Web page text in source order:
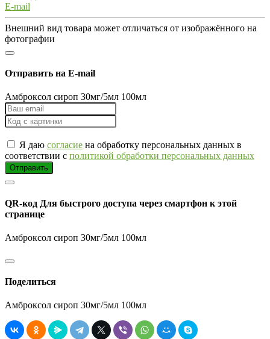
E-mail
Внешний вид товара может отличаться от изображённого на
фотографии
Отправить на E-mail
Амброксол сироп 30мг/5мл 100мл
Я даю согласие на обработку персональных данных в
соответствии с политикой обработки персональных данных
Отправить
QR-код Для быстрого доступа через смартфон к этой
странице
Амброксол сироп 30мг/5мл 100мл
Поделиться
Амброксол сироп 30мг/5мл 100мл